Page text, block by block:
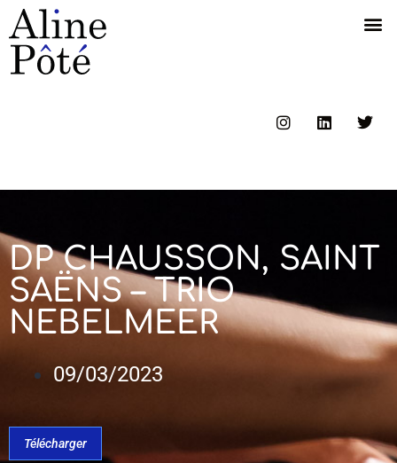
DP CHAUSSON, SAINT
SAËNS – TRIO
NEBELMEER
09/03/2023
Télécharger